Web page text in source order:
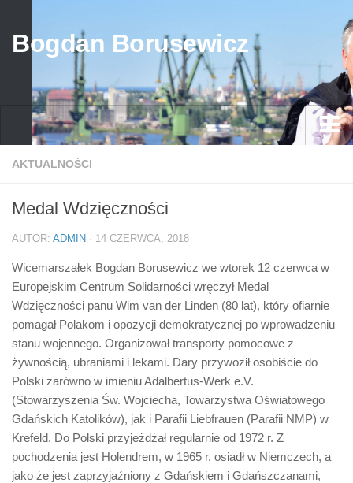
Bogdan Borusewicz
Aktualności
przed 1989
po 1989
Media
Galeria
Życiorys
Biuro Senatorskie
Polecane
Senat
Platforma Obywatelska
Fundacja Jacka Kaczmarskiego
AKTUALNOŚCI
Medal Wdzięczności
AUTOR: ADMIN · 14 CZERWCA, 2018
Wicemarszałek Bogdan Borusewicz we wtorek 12 czerwca w
Europejskim Centrum Solidarności wręczył Medal
Wdzięczności panu Wim van der Linden (80 lat), który ofiarnie
pomagał Polakom i opozycji demokratycznej po wprowadzeniu
stanu wojennego. Organizował transporty pomocowe z
żywnością, ubraniami i lekami. Dary przywoził osobiście do
Polski zarówno w imieniu Adalbertus-Werk e.V.
(Stowarzyszenia Św. Wojciecha, Towarzystwa Oświatowego
Gdańskich Katolików), jak i Parafii Liebfrauen (Parafii NMP) w
Krefeld. Do Polski przyjeżdżał regularnie od 1972 r. Z
pochodzenia jest Holendrem, w 1965 r. osiadł w Niemczech, a
jako że jest zaprzyjaźniony z Gdańskiem i Gdańszczanami,